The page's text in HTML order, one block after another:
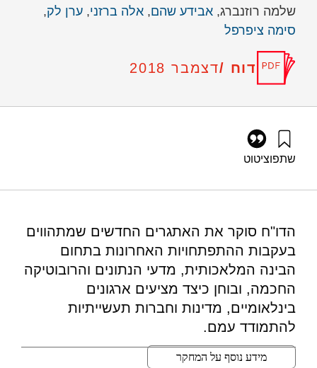
שלמה רוזנברג, אבידע שהם, אלה ברזני, ערן לק,
סימה ציפרפל
דוח /דצמבר 2018
שתפוציטוט
https://doi.org/10.82514/artificial-intelligence-data-science-
and-smart-robotics-a-report-on-ethics-law-and-privacy
הדו"ח סוקר את האתגרים החדשים שמתהווים
בעקבות ההתפתחויות האחרונות בתחום
הבינה המלאכותית, מדעי הנתונים והרובוטיקה
החכמה, ובוחן כיצד מציעים ארגונים
בינלאומיים, מדינות וחברות תעשייתיות
להתמודד עמם.
מידע נוסף על המחקר